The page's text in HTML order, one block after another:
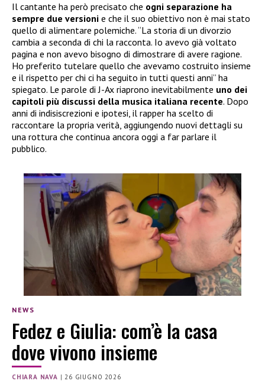
Il cantante ha però precisato che ogni separazione ha
sempre due versioni e che il suo obiettivo non è mai stato
quello di alimentare polemiche. “La storia di un divorzio
cambia a seconda di chi la racconta. Io avevo già voltato
pagina e non avevo bisogno di dimostrare di avere ragione.
Ho preferito tutelare quello che avevamo costruito insieme
e il rispetto per chi ci ha seguito in tutti questi anni” ha
spiegato. Le parole di J-Ax riaprono inevitabilmente uno dei
capitoli più discussi della musica italiana recente. Dopo
anni di indisiscrezioni e ipotesi, il rapper ha scelto di
raccontare la propria verità, aggiungendo nuovi dettagli su
una rottura che continua ancora oggi a far parlare il
pubblico.
NEWS
Fedez e Giulia: com’è la casa
dove vivono insieme
CHIARA NAVA | 26 GIUGNO 2026